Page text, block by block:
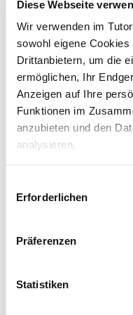
Diese Webseite
Wir verwenden im
sowohl eigene
Drittanbietern, um die
ermöglichen, Ihr
Anzeigen auf Ihre
Funktionen im
anzubieten und den
analysieren.
akzeptieren, ablehnen
ausgenommen sind
Website unbedingt
verschiedenen Cookies
Wir weisen darauf hin,
und bestimmte
Erforderlichen
Präferenzen
Statistiken
Er
dabei
Er füllt
SOCKEL